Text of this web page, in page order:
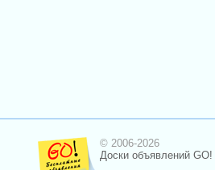
© 2006-2026
Доски объявлений GO!